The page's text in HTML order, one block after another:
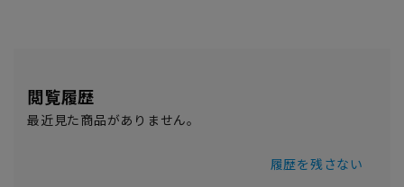
閲覧履歴
最近見た商品がありません。
履歴を残さない